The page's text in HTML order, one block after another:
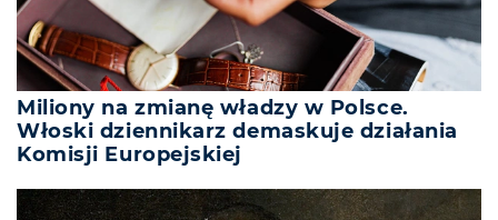
Miliony na zmianę władzy w Polsce.
Włoski dziennikarz demaskuje działania
Komisji Europejskiej